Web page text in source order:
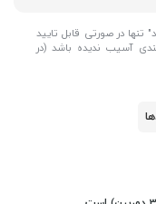
تنها در صورتی قابل تایید
آسیب ندیده باشد (در